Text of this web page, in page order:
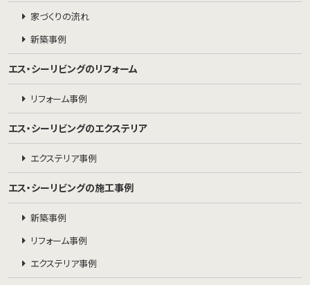
家づくりの流れ
新築事例
エス・シーリビングのリフォーム
リフォーム事例
エス・シーリビングのエクステリア
エクステリア事例
エス・シーリビングの施工事例
新築事例
リフォーム事例
エクステリア事例